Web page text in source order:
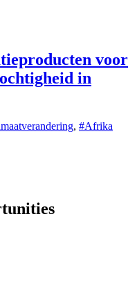
voor
in
, #Afrika